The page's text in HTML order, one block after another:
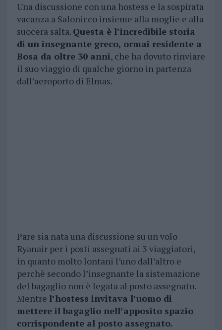
Una discussione con una hostess e la sospirata
vacanza a Salonicco insieme alla moglie e alla
suocera salta. Questa è l’incredibile storia
di un insegnante greco, ormai residente a
Bosa da oltre 30 anni, che ha dovuto rinviare
il suo viaggio di qualche giorno in partenza
dall’aeroporto di Elmas.
Pare sia nata una discussione su un volo
Ryanair per i posti assegnati ai 3 viaggiatori,
in quanto molto lontani l’uno dall’altro e
perchè secondo l’insegnante la sistemazione
del bagaglio non è legata al posto assegnato.
Mentre l’hostess invitava l’uomo di
mettere il bagaglio nell’apposito spazio
corrispondente al posto assegnato.